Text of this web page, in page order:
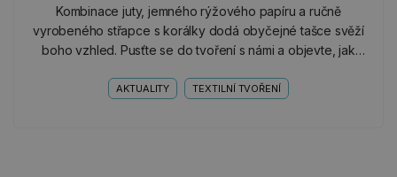
Kombinace juty, jemného rýžového papíru a ručně
vyrobeného střapce s korálky dodá obyčejné tašce svěží
boho vzhled. Pusťte se do tvoření s námi a objevte, jak
celé…
AKTUALITY TEXTILNÍ TVOŘENÍ